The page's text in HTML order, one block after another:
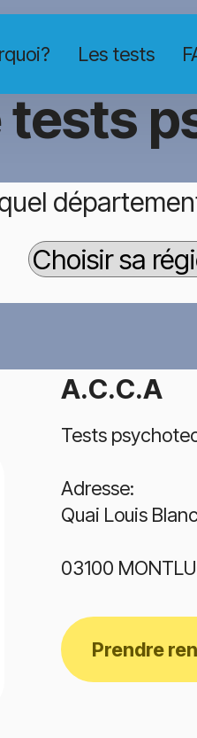
Les tests
tests
A.C.C.A
Tests
Adresse:
Quai Louis Blanc
03100
Prendre